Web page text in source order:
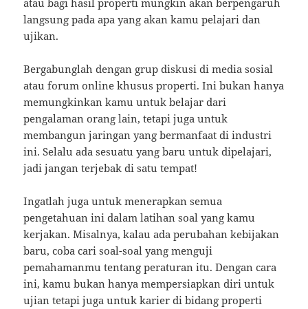
atau bagi hasil properti mungkin akan berpengaruh
langsung pada apa yang akan kamu pelajari dan
ujikan.
Bergabunglah dengan grup diskusi di media sosial
atau forum online khusus properti. Ini bukan hanya
memungkinkan kamu untuk belajar dari
pengalaman orang lain, tetapi juga untuk
membangun jaringan yang bermanfaat di industri
ini. Selalu ada sesuatu yang baru untuk dipelajari,
jadi jangan terjebak di satu tempat!
Ingatlah juga untuk menerapkan semua
pengetahuan ini dalam latihan soal yang kamu
kerjakan. Misalnya, kalau ada perubahan kebijakan
baru, coba cari soal-soal yang menguji
pemahamanmu tentang peraturan itu. Dengan cara
ini, kamu bukan hanya mempersiapkan diri untuk
ujian tetapi juga untuk karier di bidang properti